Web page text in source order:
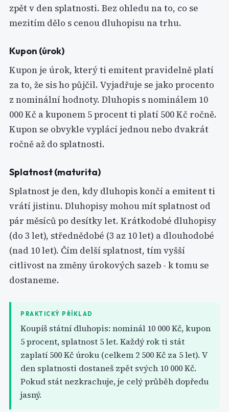
zpět v den splatnosti. Bez ohledu na to, co se
mezitím dělo s cenou dluhopisu na trhu.
Kupon (úrok)
Kupon je úrok, který ti emitent pravidelně platí
za to, že sis ho půjčil. Vyjadřuje se jako procento
z nominální hodnoty. Dluhopis s nominálem 10
000 Kč a kuponem 5 procent ti platí 500 Kč ročně.
Kupon se obvykle vyplácí jednou nebo dvakrát
ročně až do splatnosti.
Splatnost (maturita)
Splatnost je den, kdy dluhopis končí a emitent ti
vrátí jistinu. Dluhopisy mohou mít splatnost od
pár měsíců po desítky let. Krátkodobé dluhopisy
(do 3 let), střednědobé (3 az 10 let) a dlouhodobé
(nad 10 let). Čím delší splatnost, tím vyšší
citlivost na změny úrokových sazeb - k tomu se
dostaneme.
PRAKTICKÝ PŘÍKLAD
Koupíš státní dluhopis: nominál 10 000 Kč, kupon
5 procent, splatnost 5 let. Každý rok ti stát
zaplatí 500 Kč úroku (celkem 2 500 Kč za 5 let). V
den splatnosti dostaneš zpět svých 10 000 Kč.
Pokud stát nezkrachuje, je celý průběh dopředu
jasný.